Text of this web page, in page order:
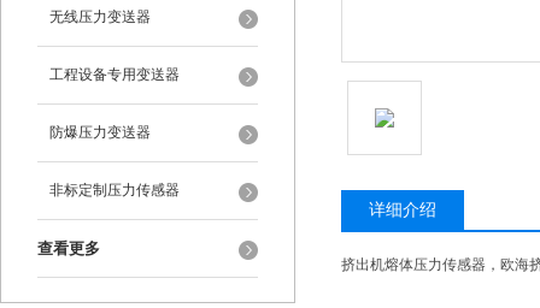
无线压力变送器
工程设备专用变送器
防爆压力变送器
非标定制压力传感器
查看更多
详细介绍
挤出机熔体压力传感器，欧海